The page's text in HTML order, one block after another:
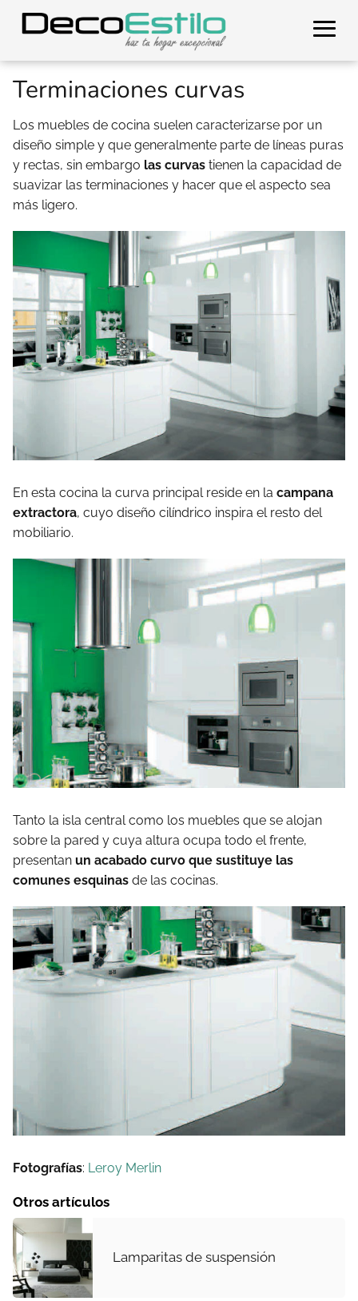
Terminaciones curvas
Los muebles de cocina suelen caracterizarse por un
diseño simple y que generalmente parte de líneas puras
y rectas, sin embargo las curvas tienen la capacidad de
suavizar las terminaciones y hacer que el aspecto sea
más ligero.
En esta cocina la curva principal reside en la campana
extractora, cuyo diseño cilíndrico inspira el resto del
mobiliario.
Tanto la isla central como los muebles que se alojan
sobre la pared y cuya altura ocupa todo el frente,
presentan un acabado curvo que sustituye las
comunes esquinas de las cocinas.
Fotografías: Leroy Merlin
Otros artículos
Lamparitas de suspensión